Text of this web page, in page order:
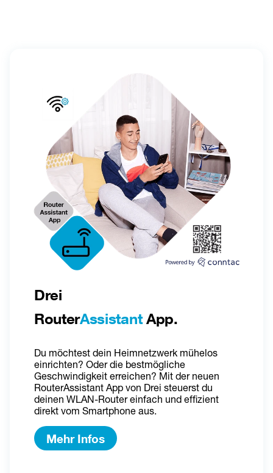
Drei
RouterAssistant App.
Du möchtest dein Heimnetzwerk mühelos
einrichten? Oder die bestmögliche
Geschwindigkeit erreichen? Mit der neuen
RouterAssistant App von Drei steuerst du
deinen WLAN-Router einfach und effizient
direkt vom Smartphone aus.
Mehr Infos